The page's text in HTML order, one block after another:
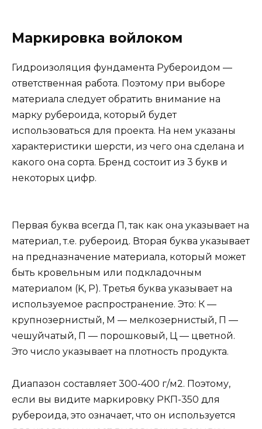
Маркировка войлоком
Гидроизоляция фундамента Рубероидом —
ответственная работа. Поэтому при выборе
материала следует обратить внимание на
марку рубероида, который будет
использоваться для проекта. На нем указаны
характеристики шерсти, из чего она сделана и
какого она сорта. Бренд состоит из 3 букв и
некоторых цифр.
Первая буква всегда П, так как она указывает на
материал, т.е. рубероид. Вторая буква указывает
на предназначение материала, который может
быть кровельным или подкладочным
материалом (K, P). Третья буква указывает на
используемое распространение. Это: К —
крупнозернистый, М — мелкозернистый, П —
чешуйчатый, П — порошковый, Ц — цветной.
Это число указывает на плотность продукта.
Диапазон составляет 300-400 г/м2. Поэтому,
если вы видите маркировку РКП-350 для
рубероида, это означает, что он используется